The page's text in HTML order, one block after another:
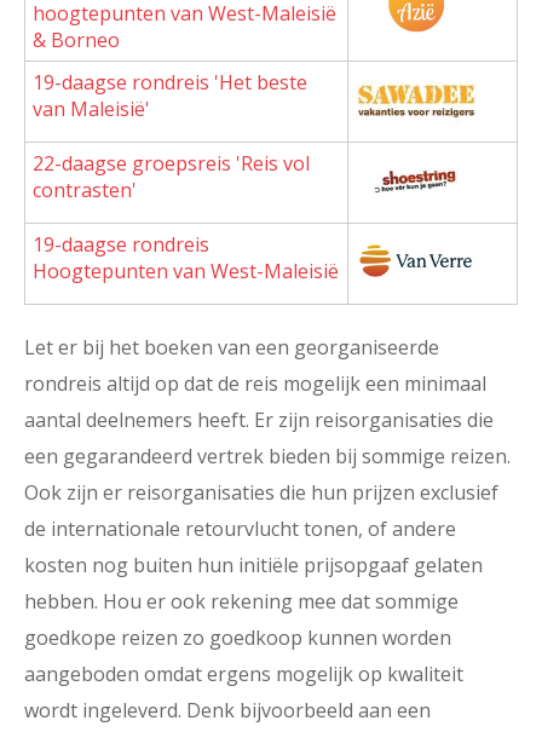
hoogtepunten van West-Maleisië
& Borneo
19-daagse rondreis 'Het beste
van Maleisië'
22-daagse groepsreis 'Reis vol
contrasten'
19-daagse rondreis
Hoogtepunten van West-Maleisië
Let er bij het boeken van een georganiseerde
rondreis altijd op dat de reis mogelijk een minimaal
aantal deelnemers heeft. Er zijn reisorganisaties die
een gegarandeerd vertrek bieden bij sommige reizen.
Ook zijn er reisorganisaties die hun prijzen exclusief
de internationale retourvlucht tonen, of andere
kosten nog buiten hun initiële prijsopgaaf gelaten
hebben. Hou er ook rekening mee dat sommige
goedkope reizen zo goedkoop kunnen worden
aangeboden omdat ergens mogelijk op kwaliteit
wordt ingeleverd. Denk bijvoorbeeld aan een